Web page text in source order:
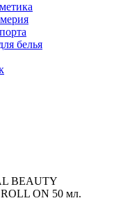
белья
BEAUTY
ON 50 мл.